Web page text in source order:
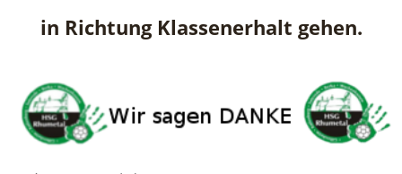
in Richtung Klassenerhalt gehen.